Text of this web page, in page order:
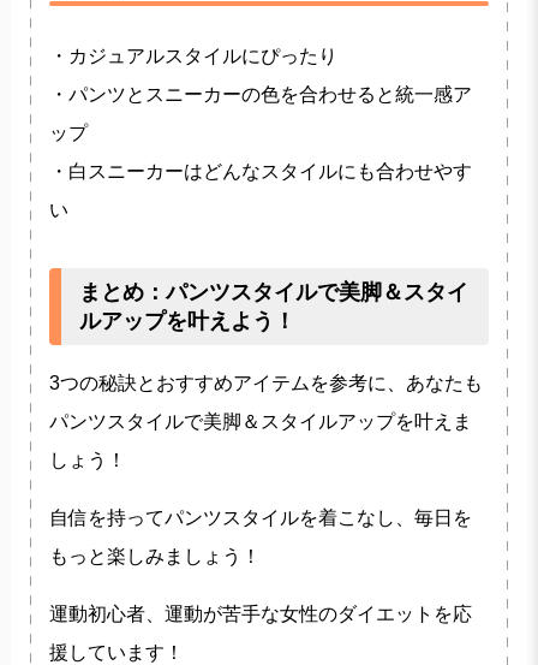
・カジュアルスタイルにぴったり
・パンツとスニーカーの色を合わせると統一感ア
ップ
・白スニーカーはどんなスタイルにも合わせやす
い
まとめ：パンツスタイルで美脚＆スタイ
ルアップを叶えよう！
3つの秘訣とおすすめアイテムを参考に、あなたも
パンツスタイルで美脚＆スタイルアップを叶えま
しょう！
自信を持ってパンツスタイルを着こなし、毎日を
もっと楽しみましょう！
運動初心者、運動が苦手な女性のダイエットを応
援しています！